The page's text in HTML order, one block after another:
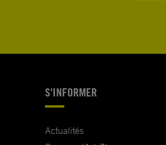
S'INFORMER
Actualités